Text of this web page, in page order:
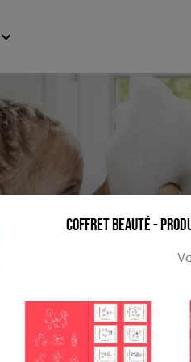
PAPETERIE
soin de
Coffret beauté -